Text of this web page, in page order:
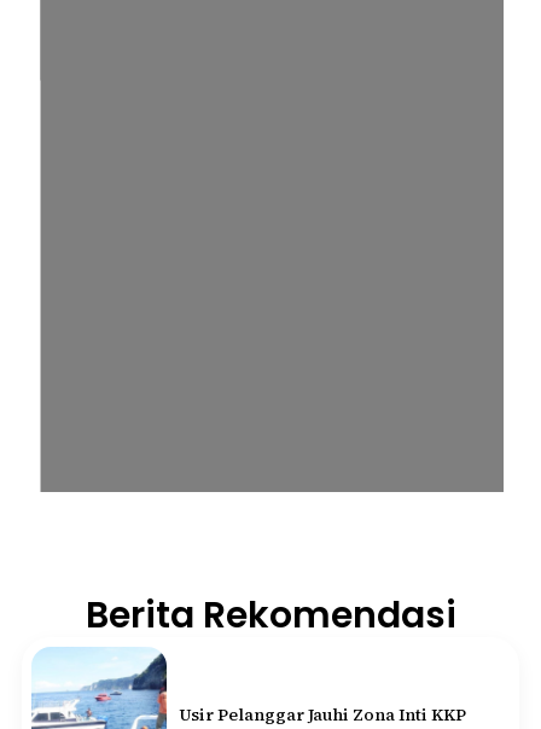
Berita Rekomendasi
Usir Pelanggar Jauhi Zona Inti KKP